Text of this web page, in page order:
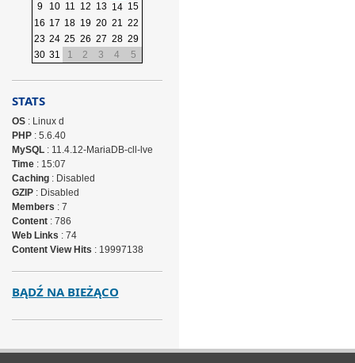
9
10 11 12 13 14 15
16 17 18 19 20 21 22
23 24 25 26 27 28 29
30 31 1 2 3 4 5
STATS
OS: Linux d
PHP: 5.6.40
MySQL: 11.4.12-MariaDB-cll-lve
Time: 15:07
Caching: Disabled
GZIP: Disabled
Members : 7
Content: 786
Web Links : 74
Content View Hits : 19997138
BĄDŹ NA BIEŻĄCO